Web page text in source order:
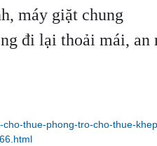
máy giặt chung
đi lại thoải mái, an
thue-phong-tro-cho-thue-